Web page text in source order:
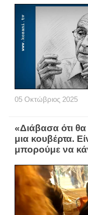
05 Οκτώβριος 2025
«Διάβασα ότι
μια κουβέρτα.
μπορούμε να